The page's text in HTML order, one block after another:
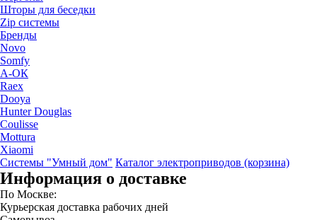
Шторы для беседки
Zip системы
Бренды
Novo
Somfy
А-ОК
Raex
Dooya
Hunter Douglas
Coulisse
Mottura
Xiaomi
Системы "Умный дом" Каталог электроприводов (корзина)
Информация о доставке
По Москве:
Курьерская доставка рабочих дней